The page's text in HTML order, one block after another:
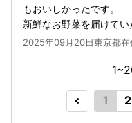
もおいしかったです。
新鮮なお野菜を届けてい
2025年09月20日東京都在
1 2